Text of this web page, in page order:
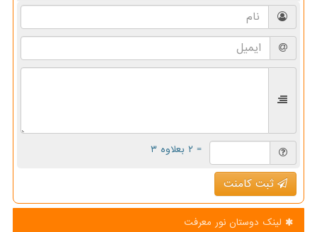
= ۲ بعلاوه ۳
ثبت کامنت
لینک دوستان نور معرفت